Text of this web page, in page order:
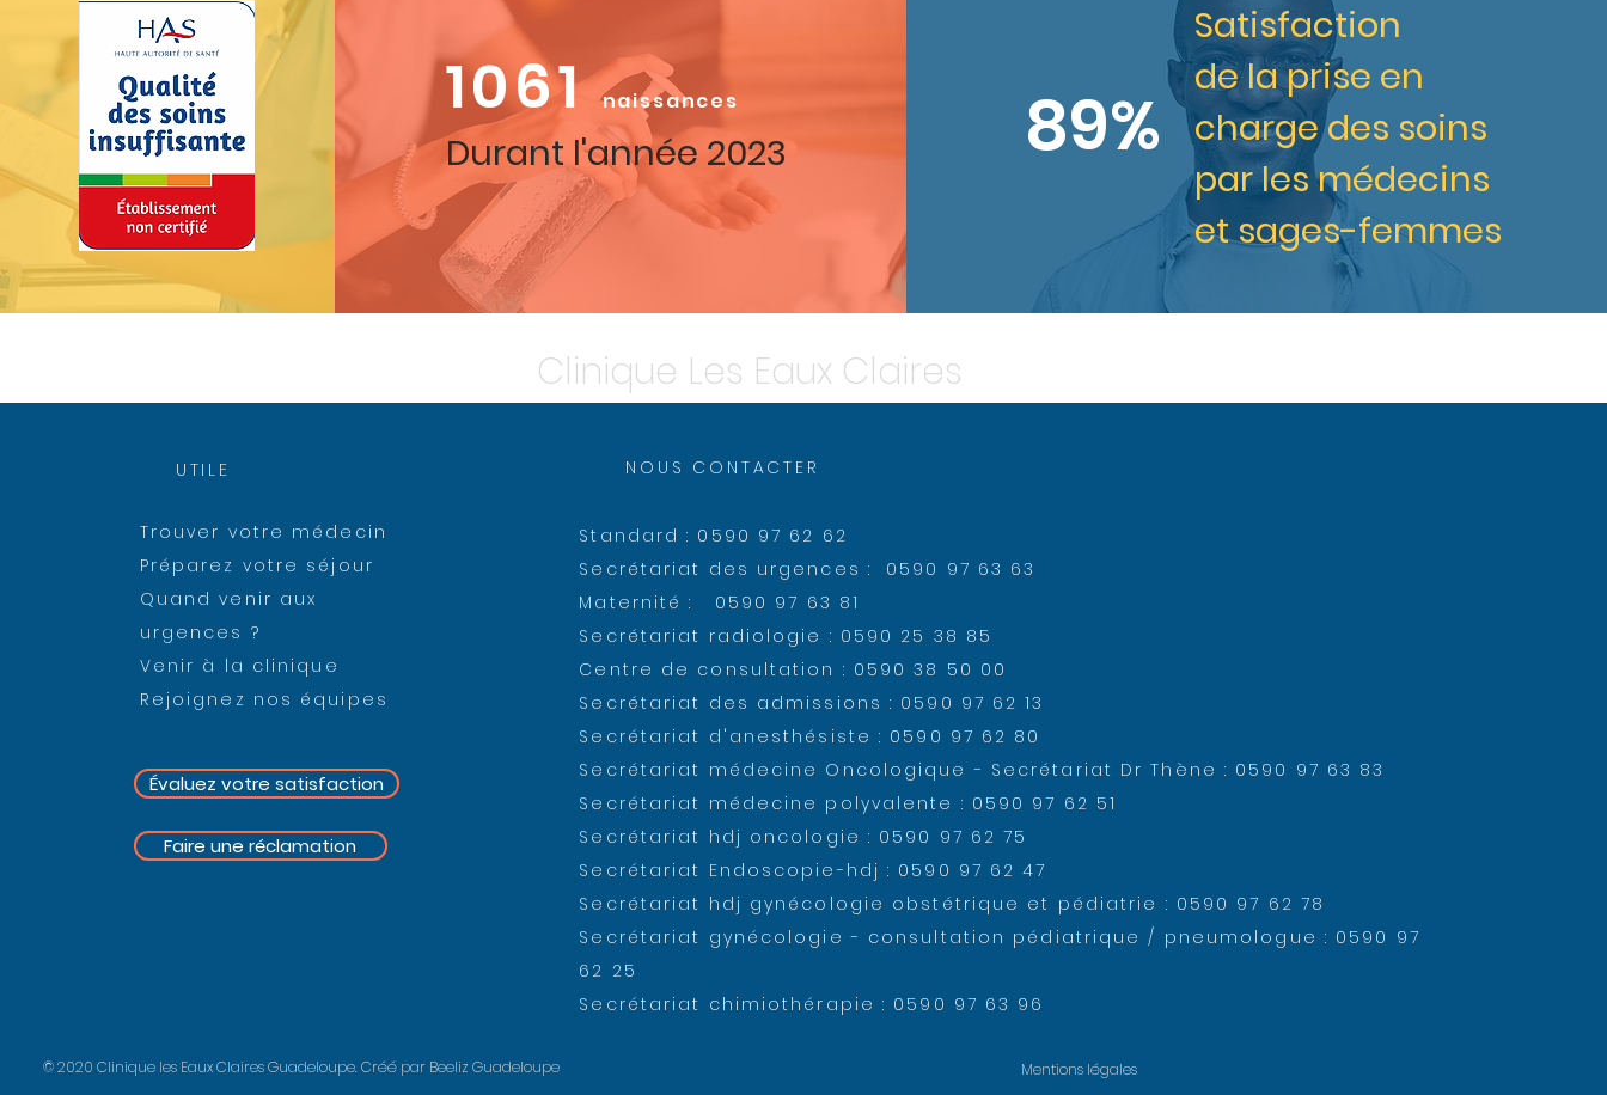
1061naissances
Durant l'année 2023 89%
Satisfaction
de la prise en
charge des soins
par les médecins
et sages-femmes
Clinique Les Eaux Claires
UTILE
Trouver votre médecin
Préparez votre séjour
Quand venir aux
urgences ?
Venir à la clinique
Rejoignez nos équipes
Évaluez votre satisfaction
Faire une réclamation
NOUS CONTACTER
Standard : 0590 97 62 62
Secrétariat des urgences : 0590 97 63 63
Maternité : 0590 97 63 81
Secrétariat radiologie : 0590 25 38 85
Centre de consultation : 0590 38 50 00
Secrétariat des admissions : 0590 97 62 13
Secrétariat d'anesthésiste : 0590 97 62 80
Secrétariat médecine Oncologique - Secrétariat Dr Thène : 0590 97 63 83
Secrétariat médecine polyvalente : 0590 97 62 51
Secrétariat hdj oncologie : 0590 97 62 75
Secrétariat Endoscopie-hdj : 0590 97 62 47
Secrétariat hdj gynécologie obstétrique et pédiatrie : 0590 97 62 78
Secrétariat gynécologie - consultation pédiatrique / pneumologue : 0590 97
62 25
Secrétariat chimiothérapie : 0590 97 63 96
© 2020 Clinique les Eaux Claires Guadeloupe.Créé par Beeliz Guadeloupe Mentions légales